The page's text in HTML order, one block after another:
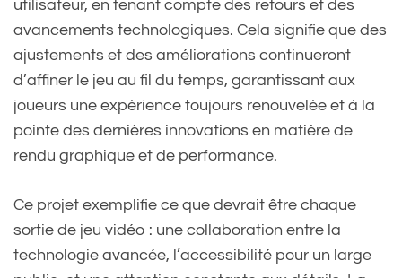
utilisateur, en tenant compte des retours et des
avancements technologiques. Cela signifie que des
ajustements et des améliorations continueront
d’affiner le jeu au fil du temps, garantissant aux
joueurs une expérience toujours renouvelée et à la
pointe des dernières innovations en matière de
rendu graphique et de performance.
Ce projet exemplifie ce que devrait être chaque
sortie de jeu vidéo : une collaboration entre la
technologie avancée, l’accessibilité pour un large